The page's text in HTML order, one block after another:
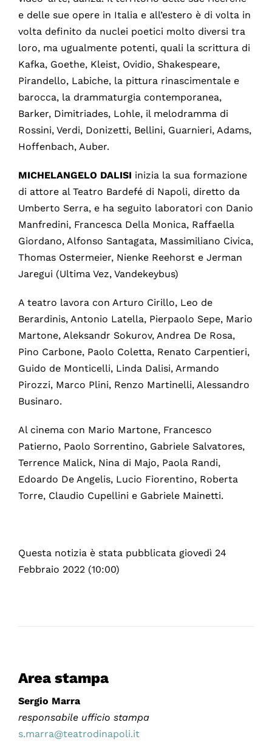
e delle sue opere in Italia e all’estero è di volta in
volta definito da nuclei poetici molto diversi tra
loro, ma ugualmente potenti, quali la scrittura di
Kafka, Goethe, Kleist, Ovidio, Shakespeare,
Pirandello, Labiche, la pittura rinascimentale e
barocca, la drammaturgia contemporanea,
Barker, Dimitriades, Lohle, il melodramma di
Rossini, Verdi, Donizetti, Bellini, Guarnieri, Adams,
Hoffenbach, Auber.
MICHELANGELO DALISI inizia la sua formazione
di attore al Teatro Bardefé di Napoli, diretto da
Umberto Serra, e ha seguito laboratori con Danio
Manfredini, Francesca Della Monica, Raffaella
Giordano, Alfonso Santagata, Massimiliano Civica,
Thomas Ostermeier, Nienke Reehorst e Jerman
Jaregui (Ultima Vez, Vandekeybus)
A teatro lavora con Arturo Cirillo, Leo de
Berardinis, Antonio Latella, Pierpaolo Sepe, Mario
Martone, Aleksandr Sokurov, Andrea De Rosa,
Pino Carbone, Paolo Coletta, Renato Carpentieri,
Guido de Monticelli, Linda Dalisi, Armando
Pirozzi, Marco Plini, Renzo Martinelli, Alessandro
Businaro.
Al cinema con Mario Martone, Francesco
Patierno, Paolo Sorrentino, Gabriele Salvatores,
Terrence Malick, Nina di Majo, Paola Randi,
Edoardo De Angelis, Lucio Fiorentino, Roberta
Torre, Claudio Cupellini e Gabriele Mainetti.
Questa notizia è stata pubblicata giovedì 24
Febbraio 2022 (10:00)
Area stampa
Sergio Marra
responsabile ufficio stampa
s.marra@teatrodinapoli.it